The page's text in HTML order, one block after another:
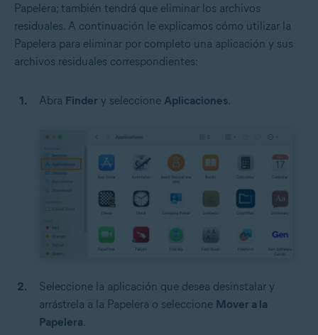
Papelera; también tendrá que eliminar los archivos
residuales. A continuación le explicamos cómo utilizar la
Papelera para eliminar por completo una aplicación y sus
archivos residuales correspondientes:
Abra Finder y seleccione Aplicaciones.
Seleccione la aplicación que desea desinstalar y
arrástrela a la Papelera o seleccione Mover a la
Papelera.